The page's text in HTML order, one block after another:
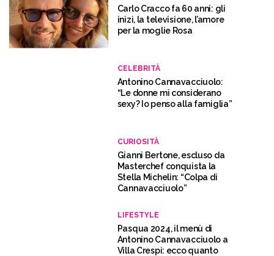
Carlo Cracco fa 60 anni: gli
inizi, la televisione, l’amore
per la moglie Rosa
CELEBRITÀ
Antonino Cannavacciuolo:
“Le donne mi considerano
sexy? Io penso alla famiglia”
CURIOSITÀ
Gianni Bertone, escluso da
Masterchef conquista la
Stella Michelin: “Colpa di
Cannavacciuolo”
LIFESTYLE
Pasqua 2024, il menù di
Antonino Cannavacciuolo a
Villa Crespi: ecco quanto